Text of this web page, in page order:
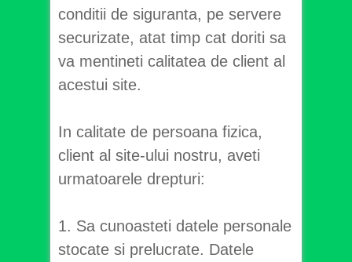
conditii de siguranta, pe servere
securizate, atat timp cat doriti sa
va mentineti calitatea de client al
acestui site.
In calitate de persoana fizica,
client al site-ului nostru, aveti
urmatoarele drepturi:
1. Sa cunoasteti datele personale
stocate si prelucrate. Datele